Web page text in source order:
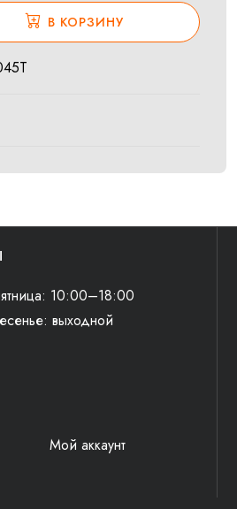
В КОРЗИНУ
10:00–18:00
выходной
Мой аккаунт